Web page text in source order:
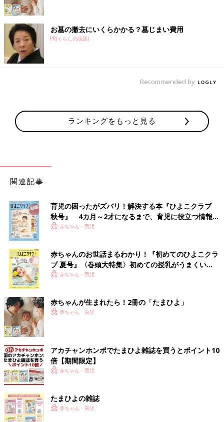
お墓の撤去にいくらかかる？墓じまい費用
PR(くらしの話題)
Recommended by
ランキングをもっと見る
関連記事
育児の困ったがズバリ！解決する本『ひよこクラブ
秋号』 4カ月～2才になるまで、育児に役立つ情報が
いっぱい！
赤ちゃん・育児
赤ちゃんのお世話まるわかり！『初めてのひよこクラ
ブ 夏号』〈巻頭大特集〉初めての授乳がうまくい
く！ おっぱい・ミルクの基本と夏のトラブル 解決テ
赤ちゃん・育児
赤ちゃんが生まれたら！2冊の「たまひよ」
赤ちゃん・育児
アカチャンホンポでたまひよ雑誌を買うとポイント10
倍【期間限定】
赤ちゃん・育児
たまひよの雑誌
赤ちゃん・育児